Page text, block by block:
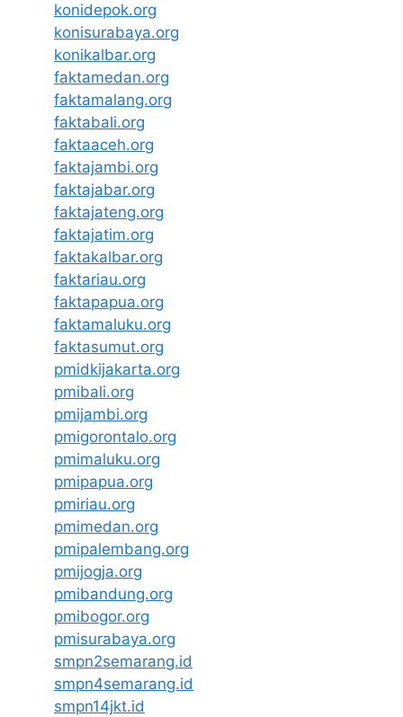
konidepok.org
konisurabaya.org
konikalbar.org
faktamedan.org
faktamalang.org
faktabali.org
faktaaceh.org
faktajambi.org
faktajabar.org
faktajateng.org
faktajatim.org
faktakalbar.org
faktariau.org
faktapapua.org
faktamaluku.org
faktasumut.org
pmidkijakarta.org
pmibali.org
pmijambi.org
pmigorontalo.org
pmimaluku.org
pmipapua.org
pmiriau.org
pmimedan.org
pmipalembang.org
pmijogja.org
pmibandung.org
pmibogor.org
pmisurabaya.org
smpn2semarang.id
smpn4semarang.id
smpn14jkt.id